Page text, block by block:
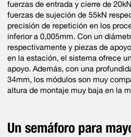
fuerzas de entrada y cierre de
fuerzas de sujeción de 55kN
precisión de repetición en los
inferior a 0,005mm. Con un
respectivamente y piezas de
en la estación, el sistema ofrece
apoyo. Además, con una
34mm, los módulos son muy
altura de montaje muy baja en la
Un semáforo para